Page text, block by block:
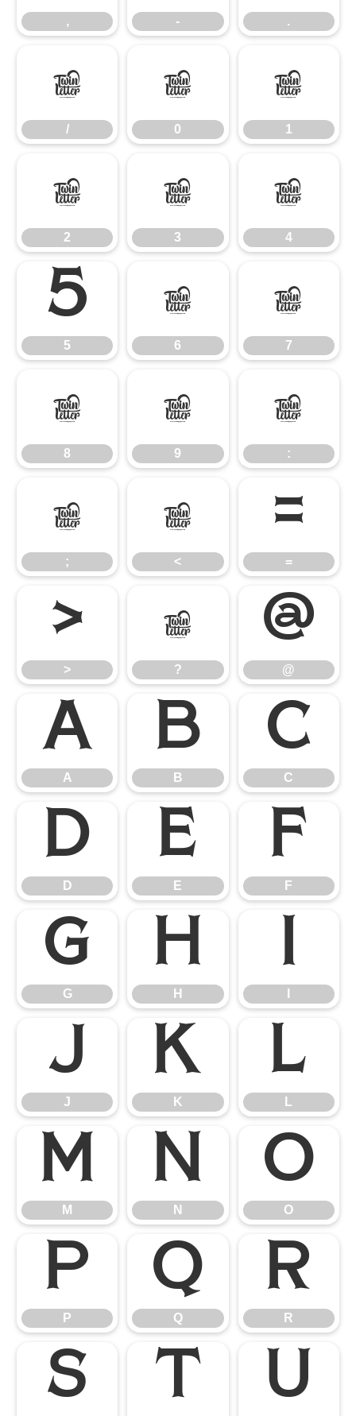
, - .
/
/
0
0
1
1
2
2
3
3
4
4
5
5
6
6
7
7
8
8
9
9
:
:
;
;
<
<
=
=
>
>
?
?
@
@
A
A
B
B
C
C
D
D
E
E
F
F
G
G
H
H
I
J
J
K
K
L
L
M
M
N
N
O
O
P
P
Q
Q
R
R
S T U